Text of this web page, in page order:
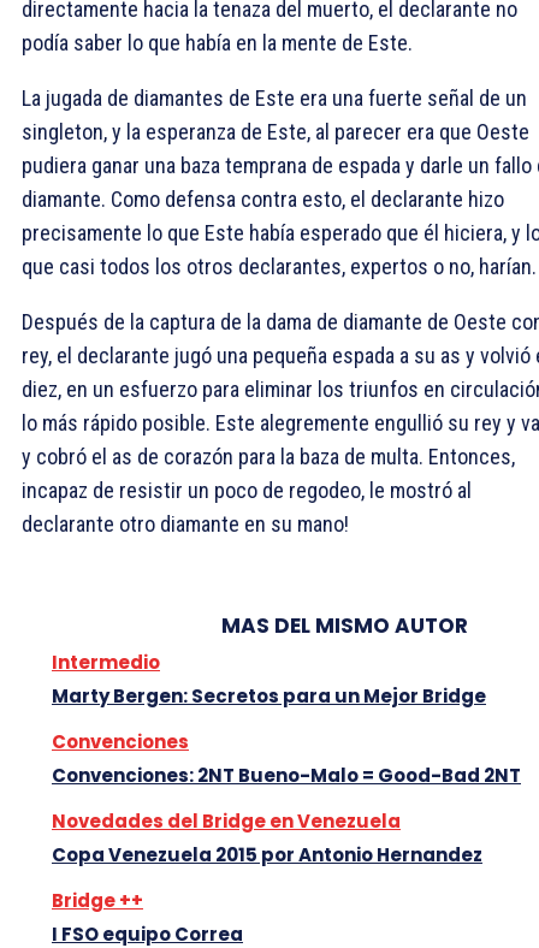
directamente hacia la tenaza del muerto, el declarante no
podía saber lo que había en la mente de Este.
La jugada de diamantes de Este era una fuerte señal de un
singleton, y la esperanza de Este, al parecer era que Oeste
pudiera ganar una baza temprana de espada y darle un fallo
diamante. Como defensa contra esto, el declarante hizo
precisamente lo que Este había esperado que él hiciera, y
que casi todos los otros declarantes, expertos o no, harían.
Después de la captura de la dama de diamante de Oeste
rey, el declarante jugó una pequeña espada a su as y volvió
diez, en un esfuerzo para eliminar los triunfos en
lo más rápido posible. Este alegremente engullió su rey y
y cobró el as de corazón para la baza de multa. Entonces,
incapaz de resistir un poco de regodeo, le mostró al
declarante otro diamante en su mano!
MAS DEL MISMO AUTOR
Intermedio
Marty Bergen: Secretos para un Mejor Bridge
Convenciones
Convenciones: 2NT Bueno-Malo = Good-Bad 2NT
Novedades del Bridge en Venezuela
Copa Venezuela 2015 por Antonio Hernandez
Bridge ++
I FSO equipo Correa